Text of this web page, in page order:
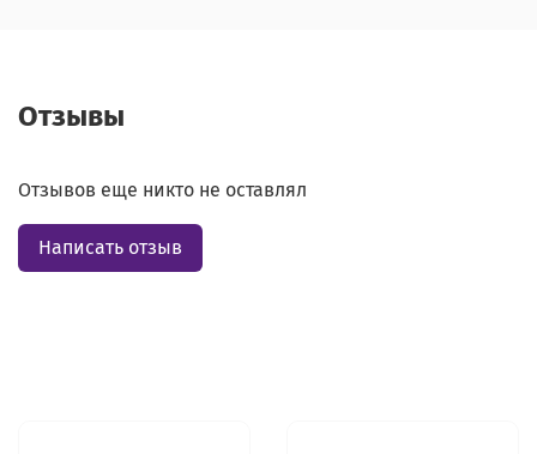
Отзывы
Отзывов еще никто не оставлял
Написать отзыв